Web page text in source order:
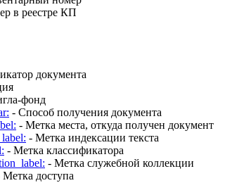
в реестре КП
документа
фонд
- Способ получения документа
- Метка места, откуда получен документ
- Метка индексации текста
- Метка классификатора
- Метка служебной коллекции
Метка доступа